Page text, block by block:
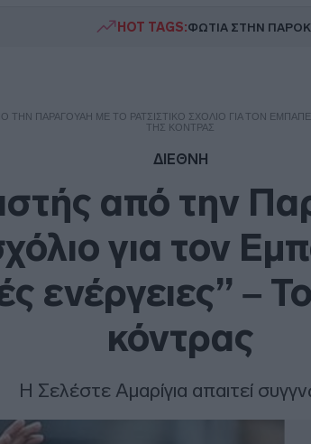
HOT TAGS:ΦΩΤΙΑ ΣΤΗΝ ΠΑΡΟ
ΤΗΝ ΠΑΡΑΓΟΥΆΗ ΜΕ ΤΟ ΡΑΤΣΙΣΤΙΚΌ ΣΧΌΛΙΟ ΓΙΑ ΤΟΝ
ΤΗΣ ΚΌΝΤΡΑΣ
ΔΙΕΘΝΗ
από την
για τον
ενέργειες” –
κόντρας
Η Σελέστε Αμαρίγια απαιτεί